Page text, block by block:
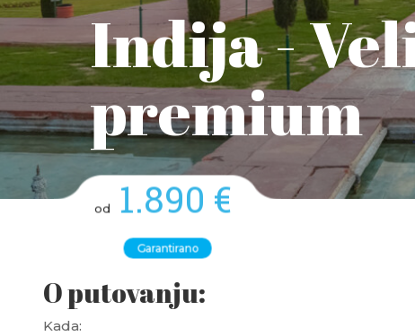
Indija -
premium
od 1.890 €
Garantirano
O putovanju:
Kada: